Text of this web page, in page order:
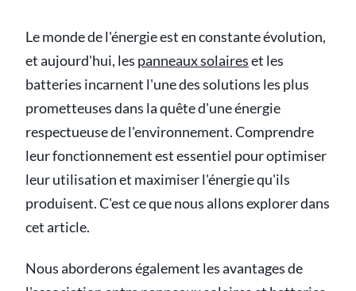
Le monde de l'énergie est en constante évolution,
et aujourd'hui, les panneaux solaireset les
batteries incarnent l'une des solutions les plus
prometteuses dans la quête d'une énergie
respectueuse de l'environnement. Comprendre
leur fonctionnement est essentiel pour optimiser
leur utilisation et maximiser l'énergie qu'ils
produisent. C'est ce que nous allons explorer dans
cet article.
Nous aborderons également les avantages de